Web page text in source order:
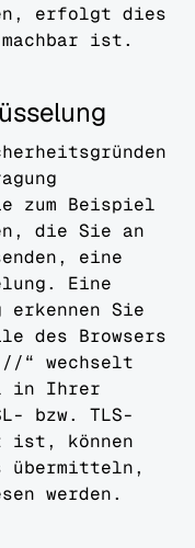
erfolgt dies
ist.
zum Beispiel
die Sie an
eine
Eine
erkennen Sie
des Browsers
“ wechselt
in Ihrer
bzw. TLS-
ist, können
übermitteln,
werden.